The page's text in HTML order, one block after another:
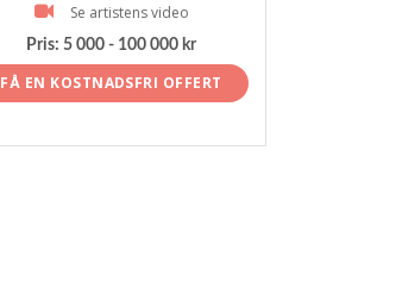
Se artistens video
Pris: 5 000 - 100 000 kr
FÅ EN KOSTNADSFRI OFFERT